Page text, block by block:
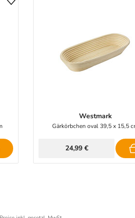
Westmark
Gärkörbchen oval 39,5 x 15,5
24,99 €